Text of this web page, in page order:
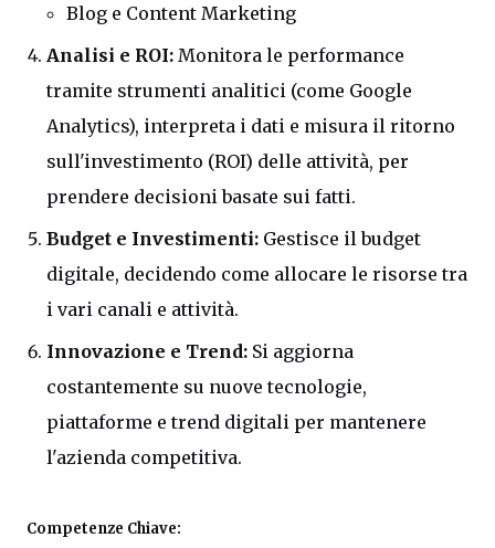
Blog e Content Marketing
Analisi e ROI: Monitora le performance
tramite strumenti analitici (come Google
Analytics), interpreta i dati e misura il ritorno
sull'investimento (ROI) delle attività, per
prendere decisioni basate sui fatti.
Budget e Investimenti: Gestisce il budget
digitale, decidendo come allocare le risorse tra
i vari canali e attività.
Innovazione e Trend: Si aggiorna
costantemente su nuove tecnologie,
piattaforme e trend digitali per mantenere
l'azienda competitiva.
Competenze Chiave: